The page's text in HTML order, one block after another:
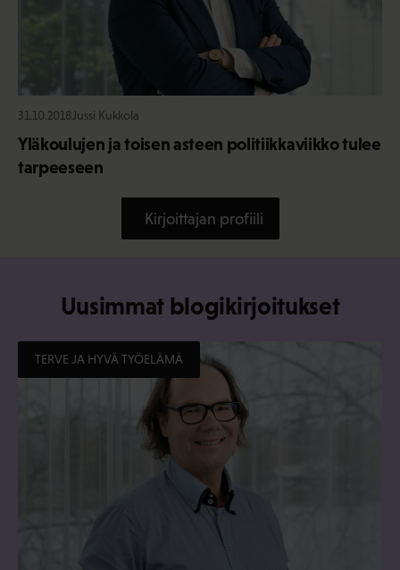
31.10.2018Jussi Kukkola
Yläkoulujen ja toisen asteen politiikkaviikko tulee
tarpeeseen
Kirjoittajan profiili
Uusimmat blogikirjoitukset
TERVE JA HYVÄ TYÖELÄMÄ